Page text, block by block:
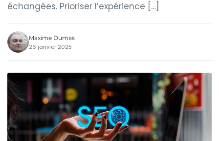
échangées. Prioriser l’expérience […]
Maxime Dumas
26 janvier 2025